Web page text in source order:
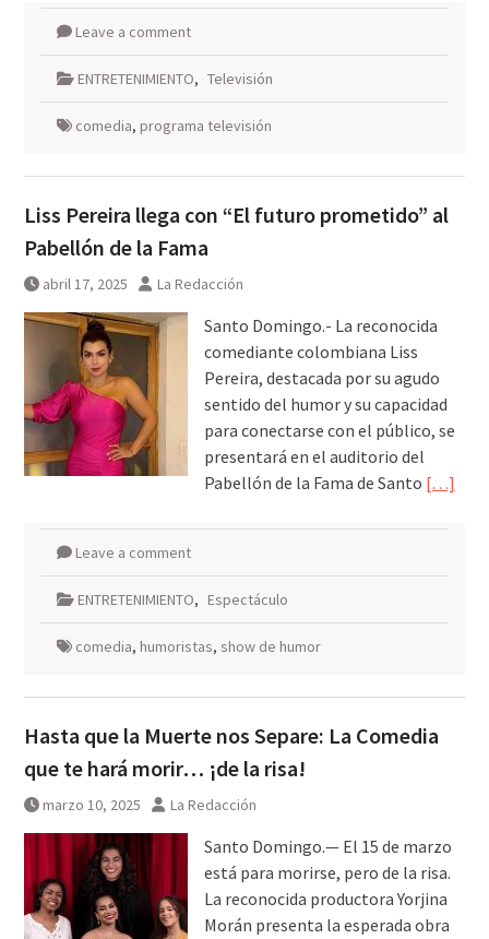
Leave a comment
ENTRETENIMIENTO, Televisión
comedia, programa televisión
Liss Pereira llega con “El futuro prometido” al
Pabellón de la Fama
abril 17, 2025 La Redacción
Santo Domingo.- La reconocida
comediante colombiana Liss
Pereira, destacada por su agudo
sentido del humor y su capacidad
para conectarse con el público, se
presentará en el auditorio del
Pabellón de la Fama de Santo […]
Leave a comment
ENTRETENIMIENTO, Espectáculo
comedia, humoristas, show de humor
Hasta que la Muerte nos Separe: La Comedia
que te hará morir… ¡de la risa!
marzo 10, 2025 La Redacción
Santo Domingo.— El 15 de marzo
está para morirse, pero de la risa.
La reconocida productora Yorjina
Morán presenta la esperada obra